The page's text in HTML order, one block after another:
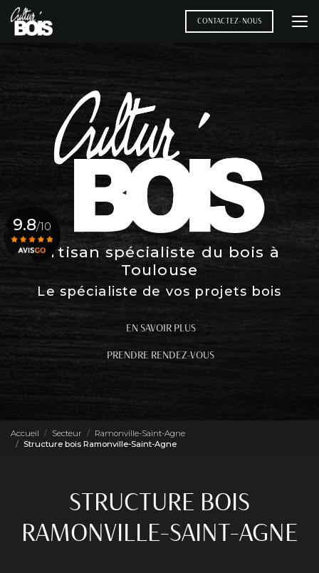
Aller
au
contenu
CONTACTEZ-NOUS
Artisan spécialiste du bois à
Toulouse
Le spécialiste de vos projets bois
EN SAVOIR PLUS
PRENDRE RENDEZ-VOUS
9.8/10
Accueil Secteur
Ramonville-Saint-Agne
Structure bois Ramonville-Saint-Agne
STRUCTURE BOIS
RAMONVILLE-SAINT-AGNE